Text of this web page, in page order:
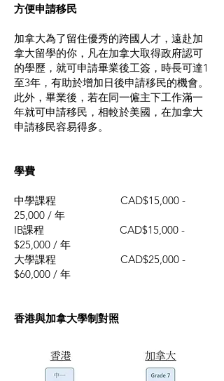
方便申請移民
加拿大為了留住優秀的跨國人才，遠赴加
拿大留學的你，凡在加拿大取得政府認可
的學歷，就可申請畢業後工簽，時長可達1
至3年，有助於增加日後申請移民的機會。
此外，畢業後，若在同一僱主下工作滿一
年就可申請移民，相較於美國，在加拿大
申請移民容易得多。
學費
中學課程 CAD$15,000 -
25,000 / 年
IB課程 CAD$15,000 -
$25,000 / 年
大學課程 CAD$25,000 -
$60,000 / 年
香港與加拿大學制對照